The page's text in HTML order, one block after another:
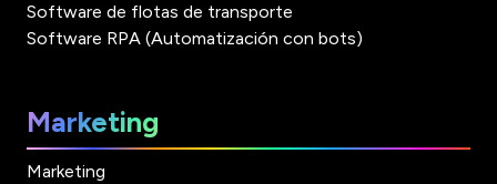
Software de flotas de transporte
Software RPA (Automatización con bots)
Marketing
Marketing